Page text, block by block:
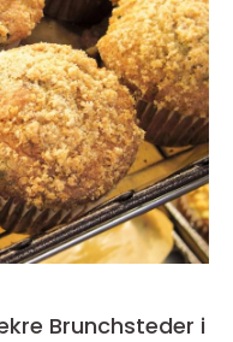
Brunchsteder i